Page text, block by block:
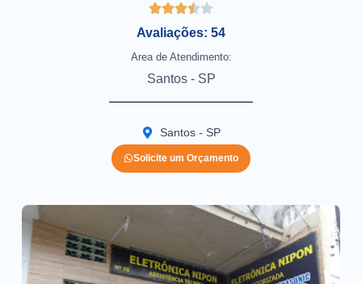
Avaliações: 54
Area de Atendimento:
Santos - SP
Santos - SP
Solicite um Orçamento